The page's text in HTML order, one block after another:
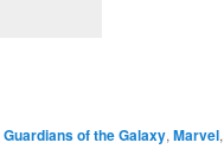
Guardians of the Galaxy, Marvel,